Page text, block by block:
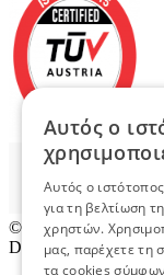
© 2026
Designed &
Αυτός ο
Αυτός ο
για τη βελτίωση
χρηστών.
μας, παρέχετε τη
τα cookies